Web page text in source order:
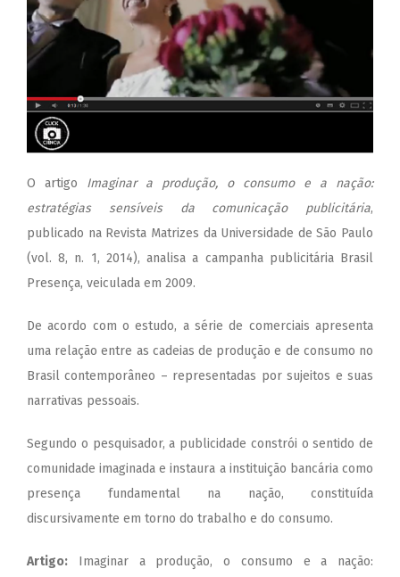
O artigo Imaginar a produção, o consumo e a nação:
estratégias sensíveis da comunicação publicitária,
publicado na Revista Matrizes da Universidade de São Paulo
(vol. 8, n. 1, 2014), analisa a campanha publicitária Brasil
Presença, veiculada em 2009.
De acordo com o estudo, a série de comerciais apresenta
uma relação entre as cadeias de produção e de consumo no
Brasil contemporâneo – representadas por sujeitos e suas
narrativas pessoais.
Segundo o pesquisador, a publicidade constrói o sentido de
comunidade imaginada e instaura a instituição bancária como
presença fundamental na nação, constituída
discursivamente em torno do trabalho e do consumo.
Artigo:
Imaginar a produção, o consumo e a nação: